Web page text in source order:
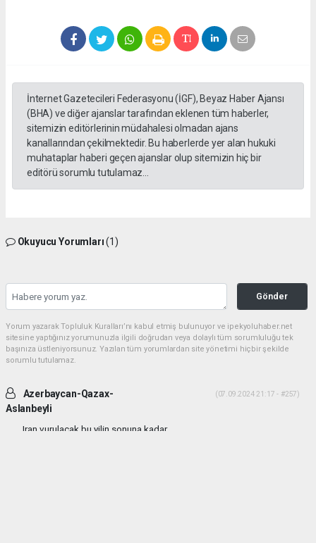
İnternet Gazetecileri Federasyonu (İGF), Beyaz Haber Ajansı
(BHA) ve diğer ajanslar tarafından eklenen tüm haberler,
sitemizin editörlerinin müdahalesi olmadan ajans
kanallarından çekilmektedir. Bu haberlerde yer alan hukuki
muhataplar haberi geçen ajanslar olup sitemizin hiç bir
editörü sorumlu tutulamaz...
Okuyucu Yorumları(1)
Gönder
Yorum yazarak Topluluk Kuralları’nı kabul etmiş bulunuyor ve ipekyoluhaber.net
sitesine yaptığınız yorumunuzla ilgili doğrudan veya dolaylı tüm sorumluluğu tek
başınıza üstleniyorsunuz. Yazılan tüm yorumlardan site yönetimi hiçbir şekilde
sorumlu tutulamaz.
Azerbaycan-Qazax-
Aslanbeyli
(07.09.2024 21:17 - #257)
Iran vurulacak bu yilin sonuna kadar...